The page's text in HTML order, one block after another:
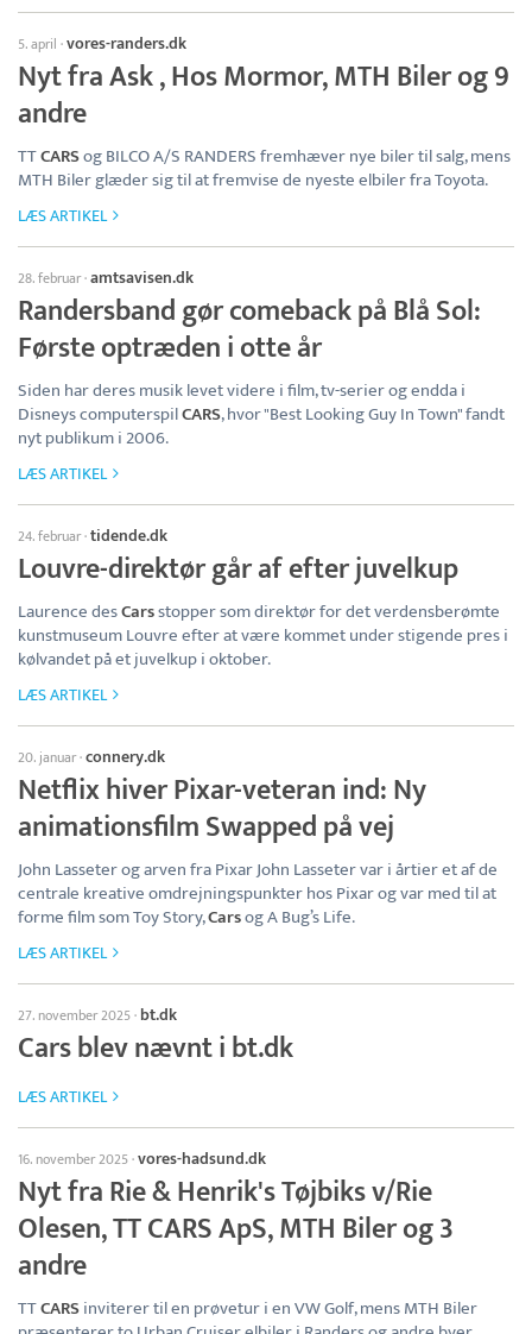
5. april ·vores-randers.dk
Nyt fra Ask , Hos Mormor, MTH Biler og 9
andre
TTCARSog BILCO A/S RANDERS fremhæver nye biler til salg, mens
MTH Biler glæder sig til at fremvise de nyeste elbiler fra Toyota.
LÆS ARTIKEL
28. februar·amtsavisen.dk
Randersband gør comeback på Blå Sol:
Første optræden i otte år
Siden har deres musik levet videre i film, tv-serier og endda i
Disneys computerspilCARS, hvor "Best Looking Guy In Town" fandt
nyt publikum i 2006.
LÆS ARTIKEL
24. februar·tidende.dk
Louvre-direktør går af efter juvelkup
Laurence desCarsstopper som direktør for det verdensberømte
kunstmuseum Louvre efter at være kommet under stigende pres i
kølvandet på et juvelkup i oktober.
LÆS ARTIKEL
20. januar·connery.dk
Netflix hiver Pixar-veteran ind: Ny
animationsfilm Swapped på vej
John Lasseter og arven fra Pixar John Lasseter var i årtier et af de
centrale kreative omdrejningspunkter hos Pixar og var med til at
forme film som Toy Story,Carsog A Bug’s Life.
LÆS ARTIKEL
27. november 2025· bt.dk
Cars blev nævnt i bt.dk
LÆS ARTIKEL
16. november 2025·vores-hadsund.dk
Nyt fra Rie & Henrik's Tøjbiks v/Rie
Olesen, TT CARS ApS, MTH Biler og 3
andre
TTCARSinviterer til en prøvetur i en VW Golf, mens MTH Biler